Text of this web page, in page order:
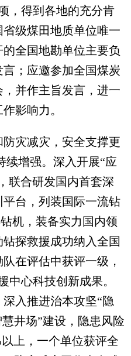
，得到各地的充分肯
级煤田地质单位唯一
全国地勘单位主要负
；应邀参加全国煤炭
并作主旨发言，进一
影响力。
灾减灾，安全支撑更
续增强。深入开展“应
联合研发国内首套深
台，列装国际一流钻
机，装备实力国内领
探救援成功纳入全国
在评估中获评一级，
中心科技创新成果。
入推进治本攻坚“隐
井场”建设，隐患风险
上，一个单位获评全